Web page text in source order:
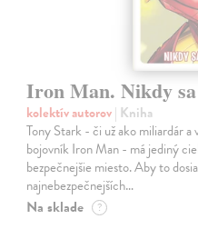
Iron Man. Nikdy sa
kolektív autorov| Kniha
Tony Stark - či už ako miliardár
bojovník Iron Man - má jediný
bezpečnejšie miesto. Aby to
najnebezpečnejších…
Na sklade ?